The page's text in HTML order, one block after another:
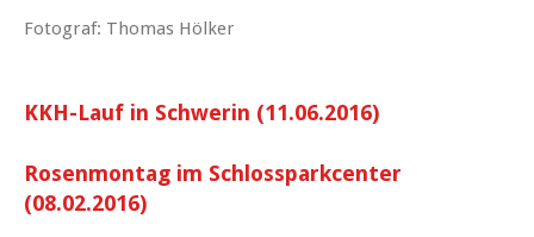
Fotograf: Thomas Hölker
KKH-Lauf in Schwerin (11.06.2016)
Rosenmontag im Schlossparkcenter
(08.02.2016)